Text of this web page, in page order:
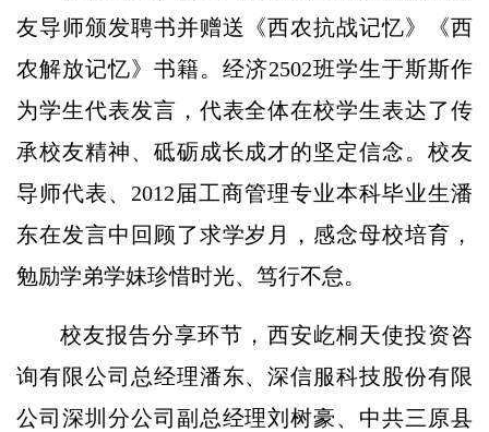
友导师颁发聘书并赠送《西农抗战记忆》《西
农解放记忆》书籍。经济2502班学生于斯斯作
为学生代表发言，代表全体在校学生表达了传
承校友精神、砥砺成长成才的坚定信念。校友
导师代表、2012届工商管理专业本科毕业生潘
东在发言中回顾了求学岁月，感念母校培育，
勉励学弟学妹珍惜时光、笃行不怠。
校友报告分享环节，西安屹桐天使投资咨
询有限公司总经理潘东、深信服科技股份有限
公司深圳分公司副总经理刘树豪、中共三原县